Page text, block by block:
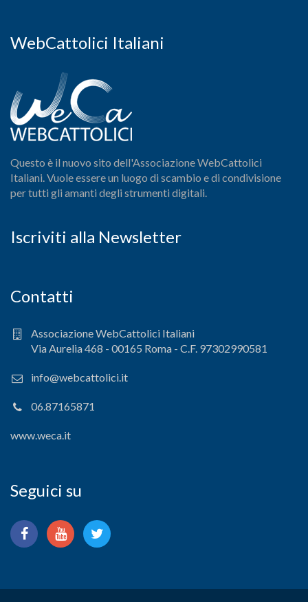
WebCattolici Italiani
Questo è il nuovo sito dell'Associazione WebCattolici
Italiani. Vuole essere un luogo di scambio e di condivisione
per tutti gli amanti degli strumenti digitali.
Iscriviti alla Newsletter
Contatti
Associazione WebCattolici Italiani
Via Aurelia 468 - 00165 Roma - C.F. 97302990581
info@webcattolici.it
06.87165871
www.weca.it
Seguici su